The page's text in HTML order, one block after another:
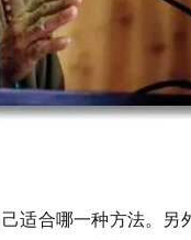
适合哪一种方法。另